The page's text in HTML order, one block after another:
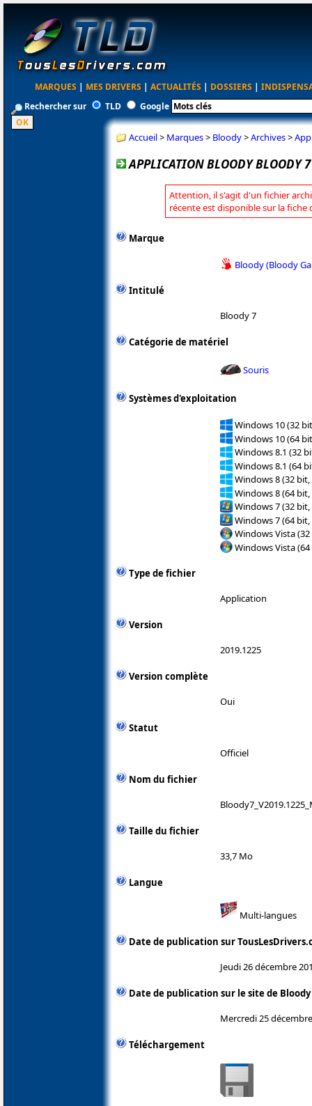
MARQUES | MES DRIVERS | ACTUALITÉS | DOSSIERS |
Rechercher sur
TLD Google
Accueil> Marques> Bloody>Archives>
APPLICATION BLOODY BLOODY
Attention, il s'agit d'un fichier
récente est disponible sur la fiche
Marque
Bloody (Bloody
Intitulé
Bloody 7
Catégorie de matériel
Souris
Systèmes d'exploitation
Windows 10 (32
Windows 10 (64
Windows 8.1 (32
Windows 8.1 (64
Windows 8 (32 bit,
Windows 8 (64 bit,
Windows 7 (32 bit,
Windows 7 (64 bit,
Windows Vista
Windows Vista
Type de fichier
Application
Version
2019.1225
Version complète
Oui
Statut
Officiel
Nom du fichier
Taille du fichier
33,7 Mo
Langue
Multi-langues
Date de publication sur
Jeudi 26 décembre
Date de publication sur le site de Bloody
Mercredi 25
Téléchargement